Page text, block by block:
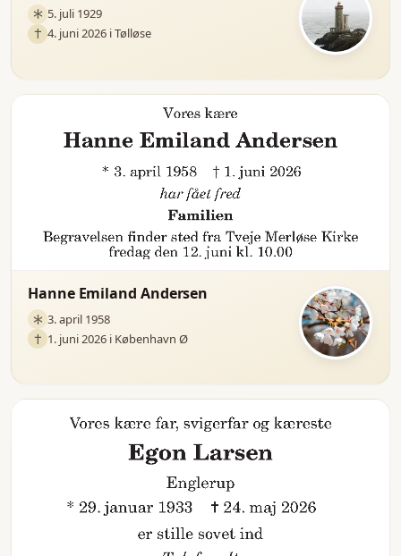
5. juli 1929
4. juni 2026 i Tølløse
Hanne Emiland Andersen
3. april 1958
1. juni 2026 i København Ø